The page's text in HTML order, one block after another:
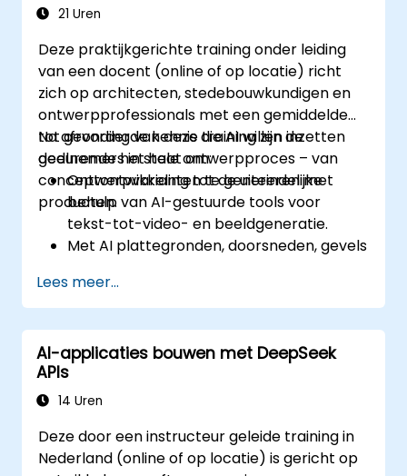
gebruik van AI binnen promptengineering.
21 Uren
Deze praktijkgerichte training onder leiding
van een docent (online of op locatie) richt
zich op architecten, stedebouwkundigen en
ontwerpprofessionals met een gemiddelde
tot gevorderde kennis die AI willen inzetten
gedurende het hele ontwerpproces – van
conceptontwikkeling tot de uiteindelijke
producten.
Na afronding van deze training zijn de
deelnemers in staat om:
Ontwerpvarianten te genereren met
behulp van AI-gestuurde tools voor
tekst-tot-video- en beeldgeneratie.
Met AI plattegronden, doorsneden, gevels
Voldoen aan wettelijke eisen door gebruik
te maken van AI-gebaseerde
ontwerpspecificaties.
AI-werkstromen te integreren in Revit en
andere renderingtools.
Lees meer...
AI-applicaties bouwen met DeepSeek
APIs
14 Uren
Deze door een instructeur geleide training in
Nederland (online of op locatie) is gericht op